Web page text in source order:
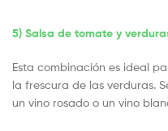
5) Salsa de tomate y
Esta combinación es ideal
la frescura de las verduras.
un vino rosado o un vino